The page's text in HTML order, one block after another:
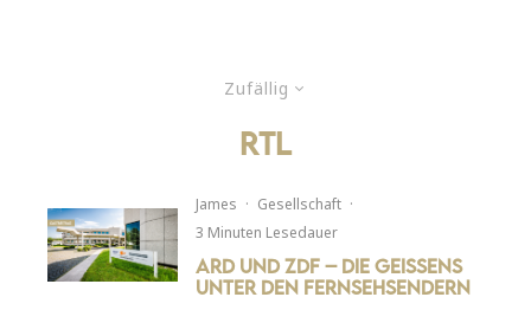
Zufällig
rtl
James · Gesellschaft ·
3 Minuten Lesedauer
ARD und ZDF – Die Geissens
unter den Fernsehsendern